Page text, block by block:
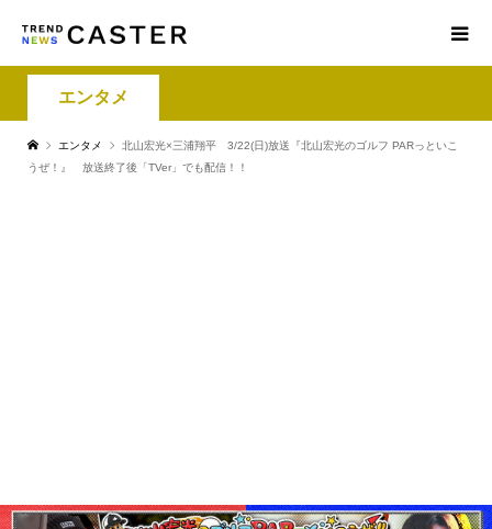
エンタメ
エンタメ
北山宏光×三浦翔平 3/22(日)放送『北山宏光のゴルフ PARっといこ
うぜ！』 放送終了後「TVer」でも配信！！